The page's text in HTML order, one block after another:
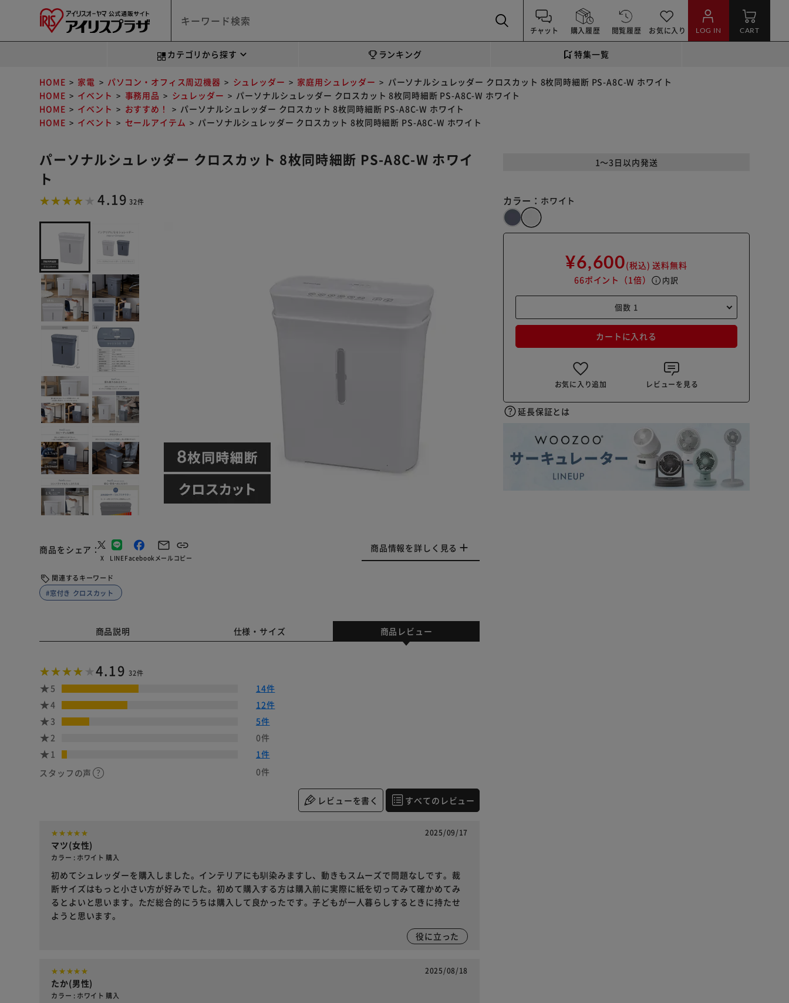
チャット 購入履歴 閲覧履歴 お気に入り LOG IN CART
カテゴリから探す ランキング 特集一覧
HOME 家電 パソコン・オフィス周辺機器 シュレッダー 家庭用シュレッダー
パーソナルシュレッダー クロスカット 8枚同時細断 PS-A8C-W ホワイト
HOME
イベント 事務用品 シュレッダー
パーソナルシュレッダー クロスカット 8枚同時細断 PS-A8C-W ホワイト
HOME
イベント おすすめ！
パーソナルシュレッダー クロスカット 8枚同時細断 PS-A8C-W ホワイト
HOME
イベント セールアイテム パーソナルシュレッダー クロスカット 8枚同時細断 PS-A8C-W ホワイト
パーソナルシュレッダー クロスカット 8枚同時細断 PS-A8C-W ホワイ
ト
4.19 32件
商品をシェア
X LINEFacebookメールコピー
商品情報を詳しく見る
関連するキーワード
#窓付き クロスカット
1～3日以内発送
カラー： ホワイト
¥6,600(税込) 送料無料
66ポイント （1倍） info 内訳
カートに入れる
お気に入り追加 レビューを見る
延長保証とは
商品説明 仕様・サイズ 商品レビュー
4.19 32件
5
14件
4
12件
3
5件
2
0件
1
1件
スタッフの声
0件
レビューを書く すべてのレビュー
2025/09/17
マツ(女性)
カラー : ホワイト 購入
初めてシュレッダーを購入しました。インテリアにも馴染みますし、動きもスムーズで問題なしです。裁
断サイズはもっと小さい方が好みでした。初めて購入する方は購入前に実際に紙を切ってみて確かめてみ
るとよいと思います。ただ総合的にうちは購入して良かったです。子どもが一人暮らしするときに持たせ
ようと思います。
役に立った
2025/08/18
たか(男性)
カラー : ホワイト 購入